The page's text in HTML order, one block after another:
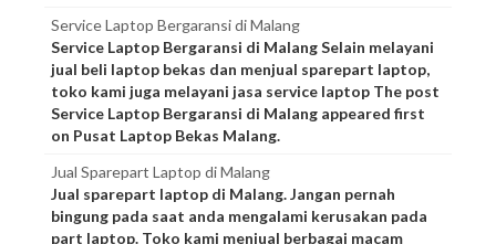
Service Laptop Bergaransi di Malang
Service Laptop Bergaransi di Malang Selain melayani
jual beli laptop bekas dan menjual sparepart laptop,
toko kami juga melayani jasa service laptop The post
Service Laptop Bergaransi di Malang appeared first
on Pusat Laptop Bekas Malang.
Jual Sparepart Laptop di Malang
Jual sparepart laptop di Malang. Jangan pernah
bingung pada saat anda mengalami kerusakan pada
part laptop. Toko kami menjual berbagai macam